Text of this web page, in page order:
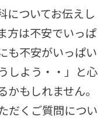
についてお伝えし
方は不安でいっぱ
も不安がいっぱい
しよう・・」と心
もしれません。
だくご質問につい